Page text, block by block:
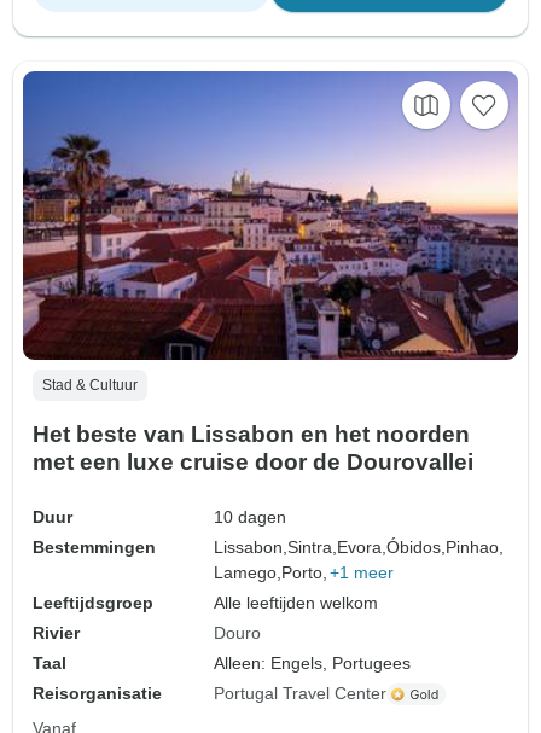
Stad & Cultuur
Het beste van Lissabon en het noorden
met een luxe cruise door de Dourovallei
Duur
10 dagen
Bestemmingen
Lissabon,Sintra,Evora,Óbidos,Pinhao,
Lamego,Porto, +1 meer
Leeftijdsgroep
Alle leeftijden welkom
Rivier
Douro
Taal
Alleen: Engels, Portugees
Reisorganisatie
Portugal Travel Center
Vanaf